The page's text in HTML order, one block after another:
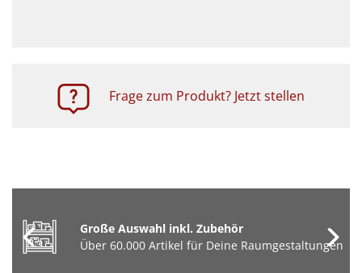
Frage zum Produkt? Jetzt stellen
Große Auswahl inkl. Zubehör
Über 60.000 Artikel für Deine Raumgestaltungen